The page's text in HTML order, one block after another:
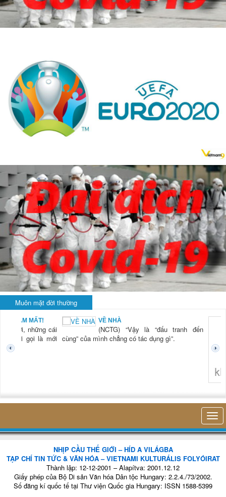
Muôn mặt đời thường
NAM MẤT!
“Xời, những cái
mới gọi là mới
VỀ NHÀ
(NCTG) “Vậy là “đấu tranh đến
cùng” của mình chẳng có tác dụng gì”.
NHỊP CẦU THẾ GIỚI – HÍD A VILÁGBA
TẠP CHÍ TIN TỨC & VĂN HÓA – VIETNAMI KULTURÁLIS FOLYÓIRAT
Thành lập: 12-12-2001 – Alapítva: 2001.12.12
Giấy phép của Bộ Di sản Văn hóa Dân tộc Hungary: 2.2.4./73/2002.
Số đăng kí quốc tế tại Thư viện Quốc gia Hungary: ISSN 1588-5399